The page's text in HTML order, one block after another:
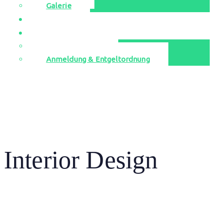
Galerie
Anmeldung & Entgeltordnung
Interior Design